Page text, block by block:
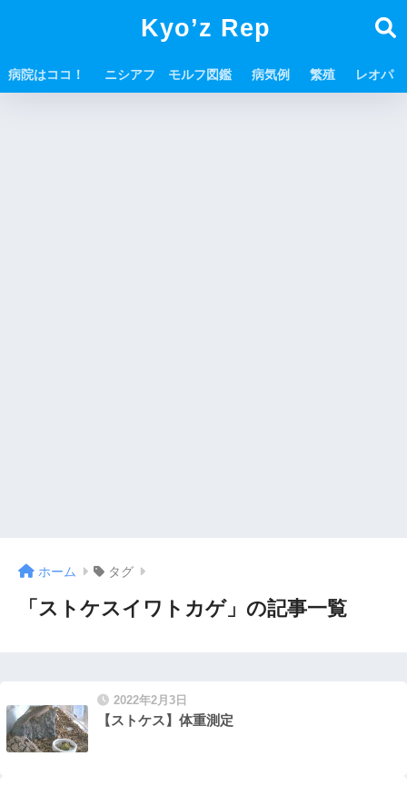
Kyo’z Rep
病院はココ！ ニシアフ モルフ図鑑 病気例 繁殖 レオパ
ホーム タグ
「ストケスイワトカゲ」の記事一覧
2022年2月3日
【ストケス】体重測定